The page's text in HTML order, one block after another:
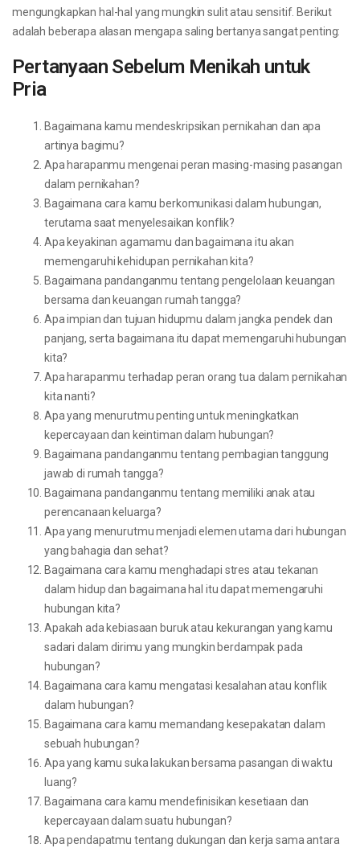
mengungkapkan hal-hal yang mungkin sulit atau sensitif. Berikut
adalah beberapa alasan mengapa saling bertanya sangat penting:
Pertanyaan Sebelum Menikah untuk
Pria
Bagaimana kamu mendeskripsikan pernikahan dan apa
artinya bagimu?
Apa harapanmu mengenai peran masing-masing pasangan
dalam pernikahan?
Bagaimana cara kamu berkomunikasi dalam hubungan,
terutama saat menyelesaikan konflik?
Apa keyakinan agamamu dan bagaimana itu akan
memengaruhi kehidupan pernikahan kita?
Bagaimana pandanganmu tentang pengelolaan keuangan
bersama dan keuangan rumah tangga?
Apa impian dan tujuan hidupmu dalam jangka pendek dan
panjang, serta bagaimana itu dapat memengaruhi hubungan
kita?
Apa harapanmu terhadap peran orang tua dalam pernikahan
kita nanti?
Apa yang menurutmu penting untuk meningkatkan
kepercayaan dan keintiman dalam hubungan?
Bagaimana pandanganmu tentang pembagian tanggung
jawab di rumah tangga?
Bagaimana pandanganmu tentang memiliki anak atau
perencanaan keluarga?
Apa yang menurutmu menjadi elemen utama dari hubungan
yang bahagia dan sehat?
Bagaimana cara kamu menghadapi stres atau tekanan
dalam hidup dan bagaimana hal itu dapat memengaruhi
hubungan kita?
Apakah ada kebiasaan buruk atau kekurangan yang kamu
sadari dalam dirimu yang mungkin berdampak pada
hubungan?
Bagaimana cara kamu mengatasi kesalahan atau konflik
dalam hubungan?
Bagaimana cara kamu memandang kesepakatan dalam
sebuah hubungan?
Apa yang kamu suka lakukan bersama pasangan di waktu
luang?
Bagaimana cara kamu mendefinisikan kesetiaan dan
kepercayaan dalam suatu hubungan?
Apa pendapatmu tentang dukungan dan kerja sama antara